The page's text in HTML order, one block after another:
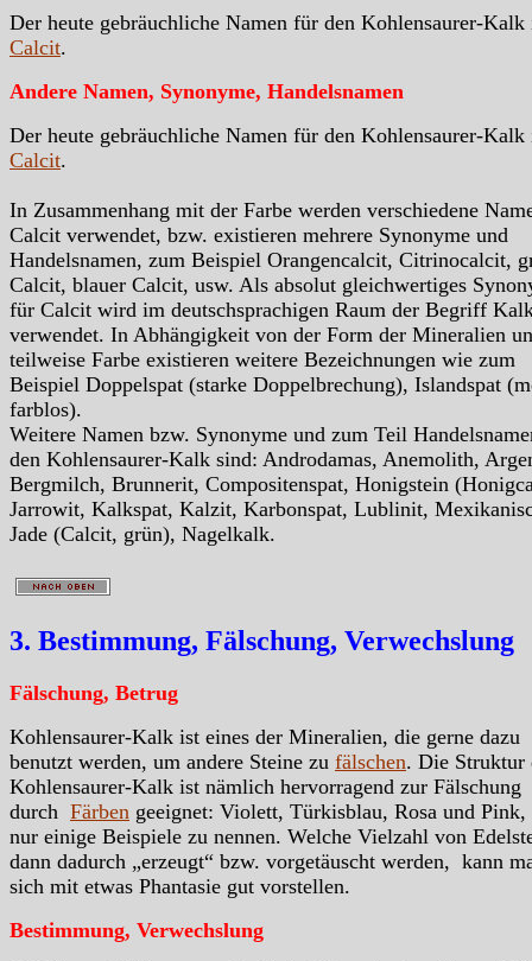
Der heute gebräuchliche Namen für den Kohlensaurer-Kalk
Calcit.
Andere Namen, Synonyme, Handelsnamen
Der heute gebräuchliche Namen für den Kohlensaurer-Kalk
Calcit.
In Zusammenhang mit der Farbe werden verschiedene
Calcit verwendet, bzw. existieren mehrere Synonyme und
Handelsnamen, zum Beispiel Orangencalcit, Citrinocalcit,
Calcit, blauer Calcit, usw. Als absolut gleichwertiges
für Calcit wird im deutschsprachigen Raum der Begriff
verwendet. In Abhängigkeit von der Form der Mineralien
teilweise Farbe existieren weitere Bezeichnungen wie zum
Beispiel Doppelspat (starke Doppelbrechung), Islandspat
farblos).
Weitere Namen bzw. Synonyme und zum Teil
den Kohlensaurer-Kalk sind: Androdamas, Anemolith,
Bergmilch, Brunnerit, Compositenspat, Honigstein
Jarrowit, Kalkspat, Kalzit, Karbonspat, Lublinit,
Jade (Calcit, grün), Nagelkalk.
3. Bestimmung, Fälschung, Verwechslung
Fälschung, Betrug
Kohlensaurer-Kalk ist eines der Mineralien, die gerne dazu
benutzt werden, um andere Steine zu fälschen. Die Struktur
Kohlensaurer-Kalk ist nämlich hervorragend zur Fälschung
durch Färben geeignet: Violett, Türkisblau, Rosa und Pink,
nur einige Beispiele zu nennen. Welche Vielzahl von
dann dadurch „erzeugt“ bzw. vorgetäuscht werden, kann
sich mit etwas Phantasie gut vorstellen.
Bestimmung, Verwechslung